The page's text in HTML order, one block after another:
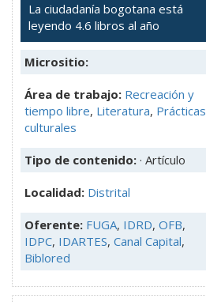
La ciudadanía bogotana está
leyendo 4.6 libros al año
Micrositio:
Área de trabajo: Recreación y
tiempo libre, Literatura, Prácticas
culturales
Tipo de contenido: · Artículo
Localidad: Distrital
Oferente: FUGA, IDRD, OFB,
IDPC, IDARTES, Canal Capital,
Biblored